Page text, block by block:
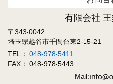
有限会社
〒343-0042
埼玉県越谷市千間台東2-15-21
TEL：048-978-5411
FAX： 048-978-5443
Mail: